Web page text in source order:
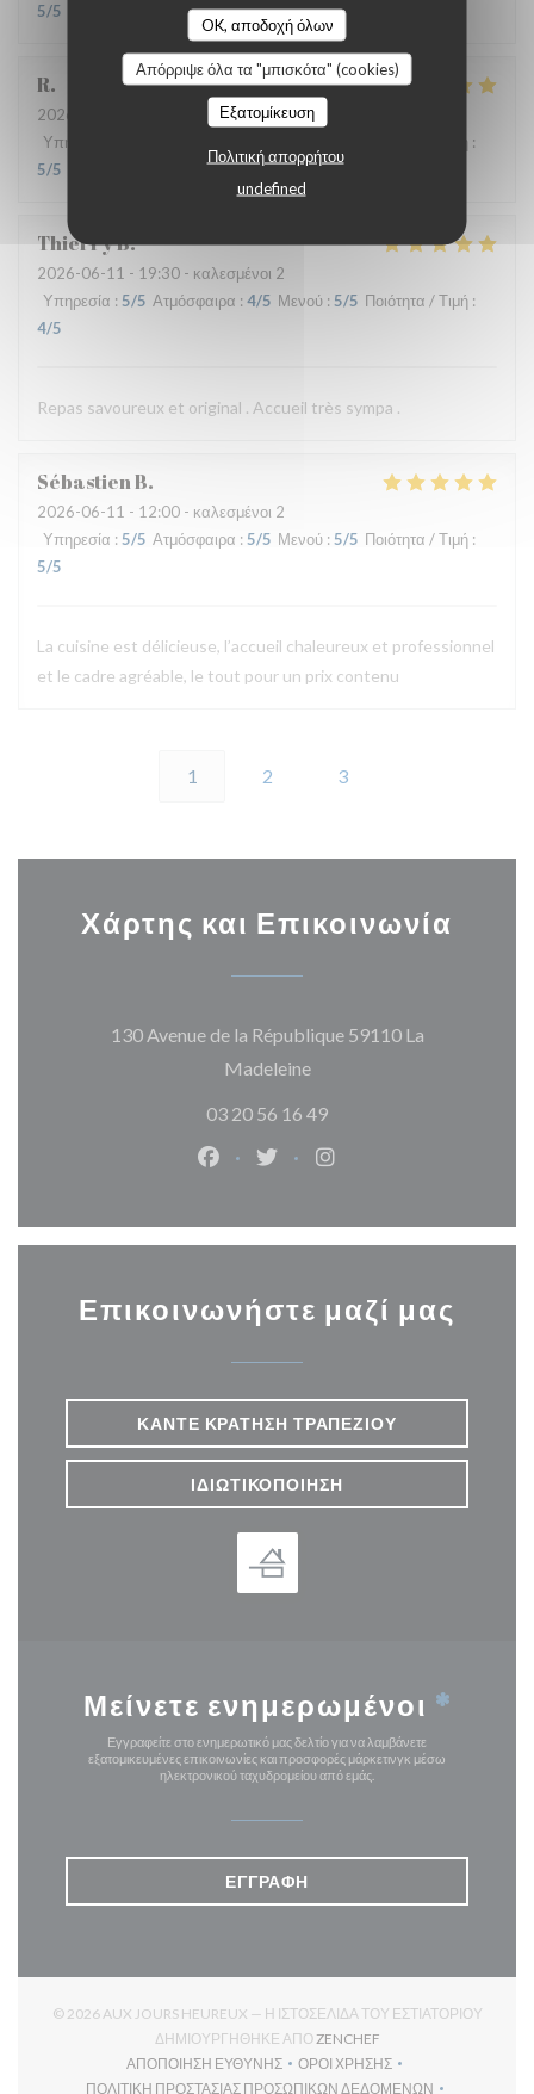
OK, αποδοχή όλων
Απόρριψε όλα τα "μπισκότα" (cookies)
Εξατομίκευση
Πολιτική απορρήτου
undefined
5/5
R
2026-06-17
- 13:00 - καλεσμένοι 3
Υπηρεσία
Ποιότητα / Τιμή :
5/5
ThierryB
2026-06-11 - 19:30 - καλεσμένοι 2
Υπηρεσία : 5/5 Ατμόσφαιρα : 4/5 Μενού : 5/5 Ποιότητα / Τιμή :
4/5
Repas savoureux et original . Accueil très sympa .
SébastienB
2026-06-11 - 12:00 - καλεσμένοι 2
Υπηρεσία : 5/5 Ατμόσφαιρα :5/5 Μενού : 5/5 Ποιότητα / Τιμή :
5/5
La cuisine est délicieuse, l’accueil chaleureux et professionnel
et le cadre agréable, le tout pour un prix contenu
1 2 3
Χάρτης και Επικοινωνία
130 Avenue de la République 59110 La
Madeleine((ανοίγει σε νέο
03 20 56 16 49
Facebook ((ανοίγει σε νέο
Twitter ((ανοίγει σε νέο
Instagram ((ανοίγει
Επικοινωνήστε μαζί μας
ΚΆΝΤΕ ΚΡΆΤΗΣΗ ΤΡΑΠΕΖΙΟΎ
ΙΔΙΩΤΙΚΟΠΟΊΗΣΗ
Μείνετε ενημερωμένοι *
Εγγραφείτε στο ενημερωτικό μας δελτίο για να λαμβάνετε
εξατομικευμένες επικοινωνίες και προσφορές μάρκετινγκ μέσω
ηλεκτρονικού ταχυδρομείου από εμάς.
ΕΓΓΡΑΦΉ
© 2026 AUX JOURS HEUREUX — Η ΙΣΤΟΣΕΛΊΔΑ ΤΟΥ ΕΣΤΙΑΤΟΡΊΟΥ
ΔΗΜΙΟΥΡΓΉΘΗΚΕ ΑΠΌZENCHEF((ΑΝΟΊΓΕΙ ΣΕ ΝΈΟ
ΑΠΟΠΟΊΗΣΗ ΕΥΘΎΝΗΣ
((ΑΝΟΊΓΕΙ ΣΕ ΝΈΟ ΠΑΡΆΘΥΡΟ))
ΌΡΟΙ ΧΡΉΣΗΣ
((ΑΝΟΊΓΕΙ ΣΕ ΝΈΟ
ΠΟΛΙΤΙΚΉ ΠΡΟΣΤΑΣΊΑΣ ΠΡΟΣΩΠΙΚΏΝ ΔΕΔΟΜΈΝΩΝ